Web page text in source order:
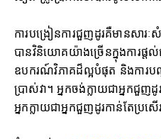
ការបង្រៀនការជួញដូរគឺមានសា
បានវិនិយោគយ៉ាងច្រើនក្នុងការផ្
ឧបករណ៍វិភាគដ៏ល្អបំផុត និងការប
ប្រាស់វា។ អ្នកចង់ក្លាយជាអ្នកជួ
អ្នកក្លាយជាអ្នកជួញដូរកាន់តែប្រសើ